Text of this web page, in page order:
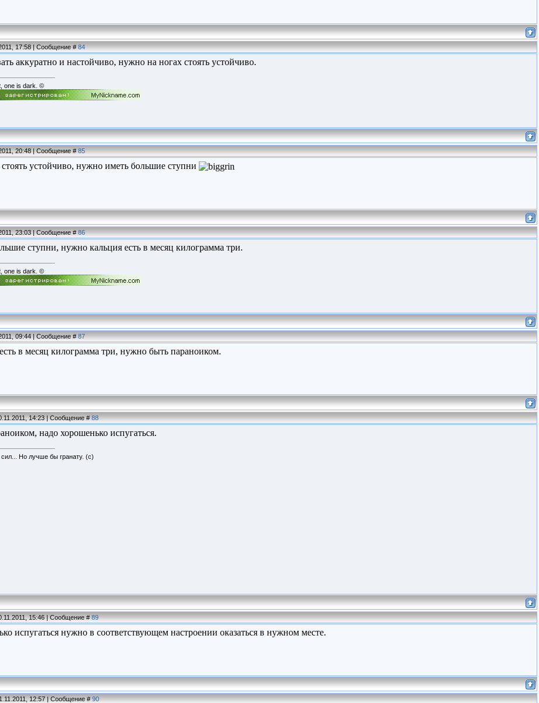
17:58 | Сообщение #84
аккуратно и настойчиво, нужно на ногах стоять устойчиво.
one is dark. ©
20:48 | Сообщение #85
устойчиво, нужно иметь большие ступни
23:03 | Сообщение #86
ступни, нужно кальция есть в месяц килограмма три.
one is dark. ©
09:44 | Сообщение #87
в месяц килограмма три, нужно быть параноиком.
14:23 | Сообщение #88
надо хорошенько испугаться.
Но лучше бы гранату. (с)
15:46 | Сообщение #89
испугаться нужно в соответствующем настроении оказаться в нужном месте.
12:57 | Сообщение #90